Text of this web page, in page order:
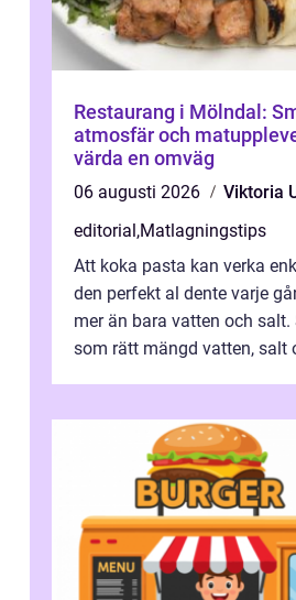
Restaurang i Mölndal:
atmosfär och
värda en omväg
06 augusti 2026
Viktoria
editorial,Matlagningstips
Att koka pasta kan verka
den perfekt al dente varje
mer än bara vatten och salt.
som rätt mängd vatten, salt